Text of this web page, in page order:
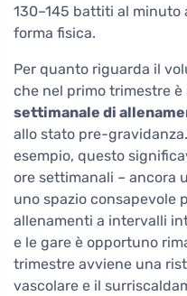
130–145 battiti al minuto
forma fisica.
Per quanto riguarda il
che nel primo trimestre è
settimanale di
allo stato pre-
esempio, questo
ore settimanali – ancora
uno spazio consapevole
allenamenti a intervalli
e le gare è opportuno
trimestre avviene una
vascolare e il